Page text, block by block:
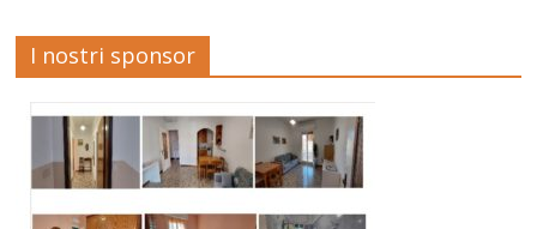
I nostri sponsor